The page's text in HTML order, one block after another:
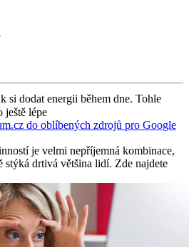
si dodat energii během dne. Tohle
ještě lépe
do oblíbených zdrojů pro Google
je velmi nepříjemná kombinace,
stýká drtivá většina lidí. Zde najdete